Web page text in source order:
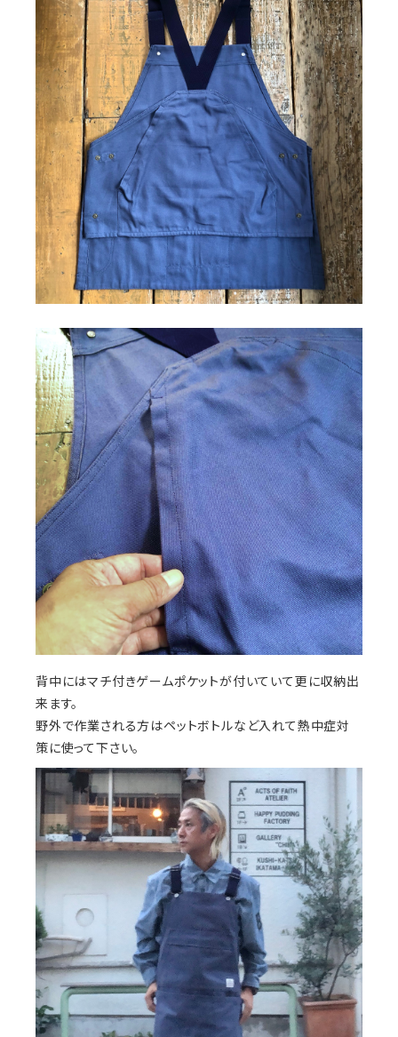
背中にはマチ付きゲームポケットが付いていて更に収納出
来ます。
野外で作業される方はペットボトルなど入れて熱中症対
策に使って下さい。